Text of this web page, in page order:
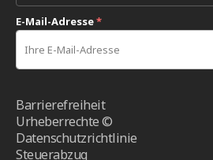
E-Mail-Adresse*
Barrierefreiheit
Urheberrechte ©
Datenschutzrichtlinie
Steuerabzug